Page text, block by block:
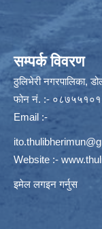
सम्पर्क विवरण
ठुलिभेरी नगरपालिका,
फोन नं. :-
Email :-
Website :-
इमेल लगइन गर्नुस